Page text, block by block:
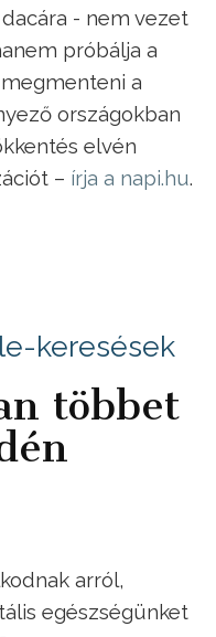
- nem vezet
próbálja a
a
országokban
elvén
– írja a napi.hu.
keresések
többet
arról,
egészségünket